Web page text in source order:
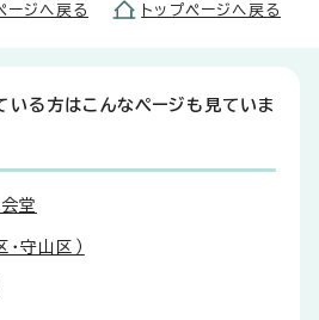
ージへ戻る トップページへ戻る
いる方はこんなページも見ていま
堂
守山区）